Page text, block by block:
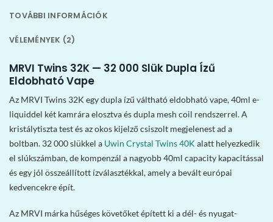
TOVÁBBI INFORMÁCIÓK
VÉLEMÉNYEK (2)
MRVI Twins 32K — 32 000 Slük Dupla Ízű
Eldobható Vape
Az MRVI Twins 32K egy dupla ízű váltható eldobható vape, 40ml e-
liquiddel két kamrára elosztva és dupla mesh coil rendszerrel. A
kristálytiszta test és az okos kijelző csiszolt megjelenest ad a
boltban. 32 000 slükkel a Uwin Crystal Twins 40K alatt helyezkedik
el slúkszámban, de kompenzál a nagyobb 40ml capacity kapacitással
és egy jól összeállított ízválasztékkal, amely a bevált európai
kedvencekre épít.
Az MRVI márka hűséges követőket épített ki a dél- és nyugat-